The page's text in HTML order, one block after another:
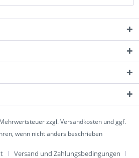
zzgl.Versandkosten und ggf.
wenn nicht anders beschrieben
Versand und Zahlungsbedingungen